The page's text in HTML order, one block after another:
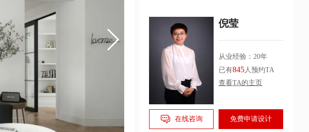
倪莹
从业经验：20年
已有845人预约TA
查看TA的主页
在线咨询 免费申请设计